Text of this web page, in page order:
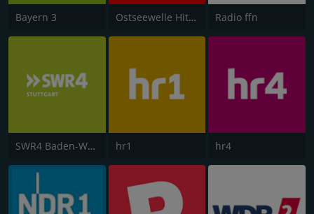
Bayern 3 Ostseewelle Hit-Radio 105.6 Radio ffn
SWR4 Baden-Württemberg hr1 hr4